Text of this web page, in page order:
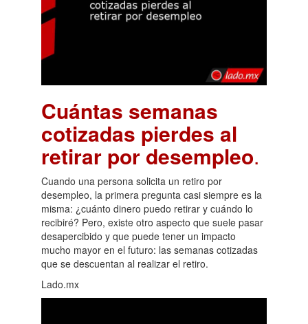
Cuántas semanas
cotizadas pierdes al
retirar por desempleo.
Cuando una persona solicita un retiro por
desempleo, la primera pregunta casi siempre es la
misma: ¿cuánto dinero puedo retirar y cuándo lo
recibiré? Pero, existe otro aspecto que suele pasar
desapercibido y que puede tener un impacto
mucho mayor en el futuro: las semanas cotizadas
que se descuentan al realizar el retiro.
Lado.mx